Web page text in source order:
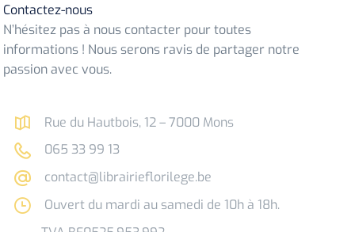
Contactez-nous
N’hésitez pas à nous contacter pour toutes
informations ! Nous serons ravis de partager notre
passion avec vous.
Rue du Hautbois, 12 – 7000 Mons
065 33 99 13
contact@librairieflorilege.be
Ouvert du mardi au samedi de 10h à 18h.